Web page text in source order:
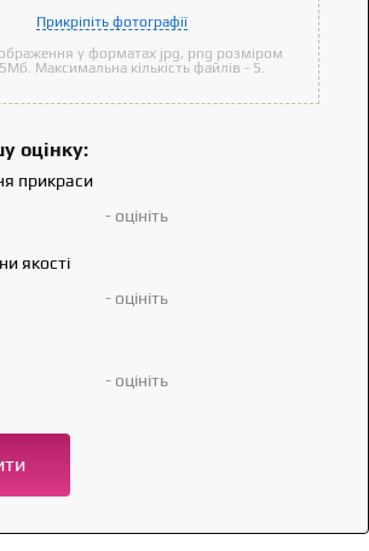
Прикріпіть фотографії
у форматах jpg, png розміром
Максимальна кількість файлів - 5.
оцінку:
прикраси
- оцініть
якості
- оцініть
- оцініть